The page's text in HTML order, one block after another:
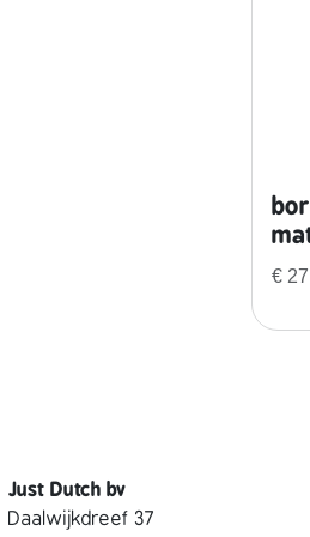
€
Just Dutch bv
Daalwijkdreef 37